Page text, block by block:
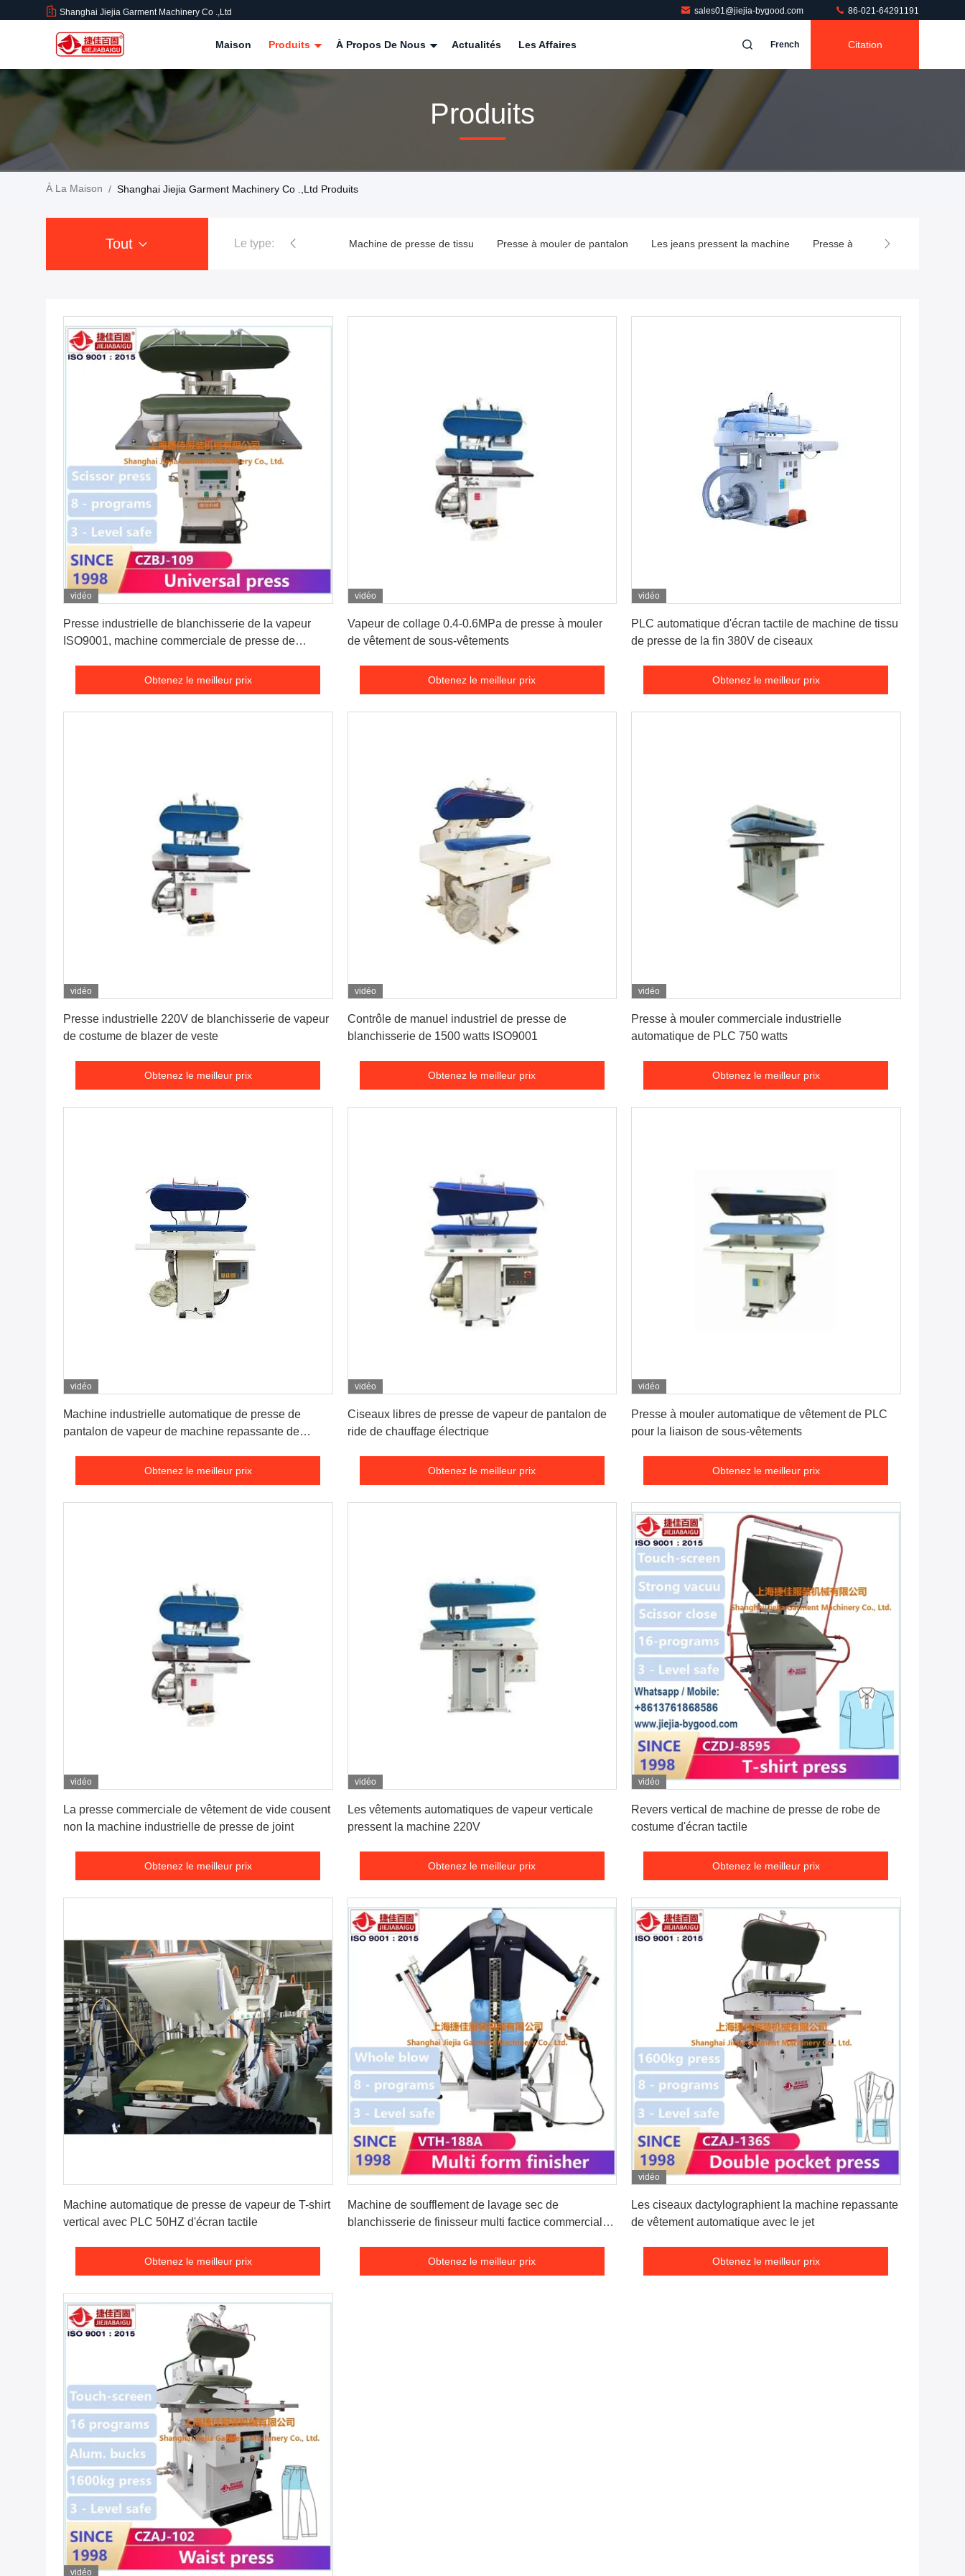
Shanghai Jiejia Garment Machinery Co .,ltd sales01@jiejia-bygood.com 86-021-64291191
Maison Produits À Propos De Nous Actualités Les Affaires French Citation
Produits
À La Maison / Shanghai Jiejia Garment Machinery Co .,ltd Produits
Tout Le type:
Presse à mouler de robe Machine de presse de tissu Presse à mouler de pantalon Les jeans pressent la machine Presse à mouler de chemise
vidéo
Presse industrielle de blanchisserie de la vapeur
ISO9001, machine commerciale de presse de
Obtenez le meilleur prix
vidéo
Vapeur de collage 0.4-0.6MPa de presse à mouler
de vêtement de sous-vêtements
Obtenez le meilleur prix
vidéo
PLC automatique d'écran tactile de machine de tissu
de presse de la fin 380V de ciseaux
Obtenez le meilleur prix
vidéo
Presse industrielle 220V de blanchisserie de vapeur
de costume de blazer de veste
Obtenez le meilleur prix
vidéo
Contrôle de manuel industriel de presse de
blanchisserie de 1500 watts ISO9001
Obtenez le meilleur prix
vidéo
Presse à mouler commerciale industrielle
automatique de PLC 750 watts
Obtenez le meilleur prix
vidéo
Machine industrielle automatique de presse de
pantalon de vapeur de machine repassante de
Obtenez le meilleur prix
vidéo
Ciseaux libres de presse de vapeur de pantalon de
ride de chauffage électrique
Obtenez le meilleur prix
vidéo
Presse à mouler automatique de vêtement de PLC
pour la liaison de sous-vêtements
Obtenez le meilleur prix
vidéo
La presse commerciale de vêtement de vide cousent
non la machine industrielle de presse de joint
Obtenez le meilleur prix
vidéo
Les vêtements automatiques de vapeur verticale
pressent la machine 220V
Obtenez le meilleur prix
vidéo
Revers vertical de machine de presse de robe de
costume d'écran tactile
Obtenez le meilleur prix
Machine automatique de presse de vapeur de T-shirt
vertical avec PLC 50HZ d'écran tactile
Obtenez le meilleur prix
Machine de soufflement de lavage sec de
blanchisserie de finisseur multi factice commercial
Obtenez le meilleur prix
vidéo
Les ciseaux dactylographient la machine repassante
de vêtement automatique avec le jet
Obtenez le meilleur prix
vidéo